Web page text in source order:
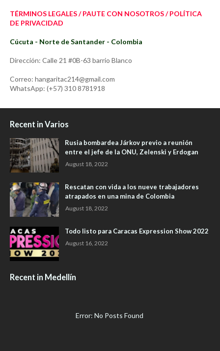
TÉRMINOS LEGALES / PAUTE CON NOSOTROS / POLÍTICA
DE PRIVACIDAD
Cúcuta - Norte de Santander - Colombia
Dirección: Calle 21 #0B-63 barrio Blanco
Correo: hangaritac214@gmail.com
WhatsApp: (+57) 310 8781918
Recent in Varios
Rusia bombardea Járkov previo a reunión
entre el jefe de la ONU, Zelenski y Erdogan
August 18, 2022
Rescatan con vida a los nueve trabajadores
atrapados en una mina de Colombia
August 18, 2022
Todo listo para Caracas Expression Show 2022
August 16, 2022
Recent in Medellín
Error: No Posts Found